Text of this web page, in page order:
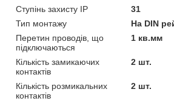
Ступінь захисту IP
31
Тип монтажу
На DIN
Перетин проводів, що
підключаються
1 кв.мм
Кількість замикаючих
контактів
2 шт.
Кількість розмикальних
контактів
2 шт.